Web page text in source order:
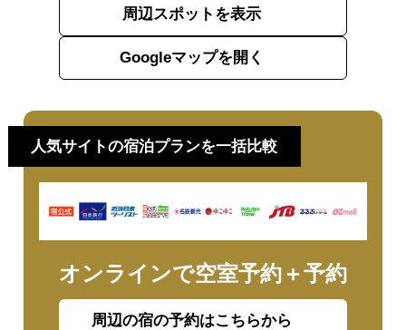
周辺スポットを表示
Googleマップを開く
人気サイトの宿泊プランを一括比較
オンラインで空室予約＋予約
周辺の宿の予約はこちらから